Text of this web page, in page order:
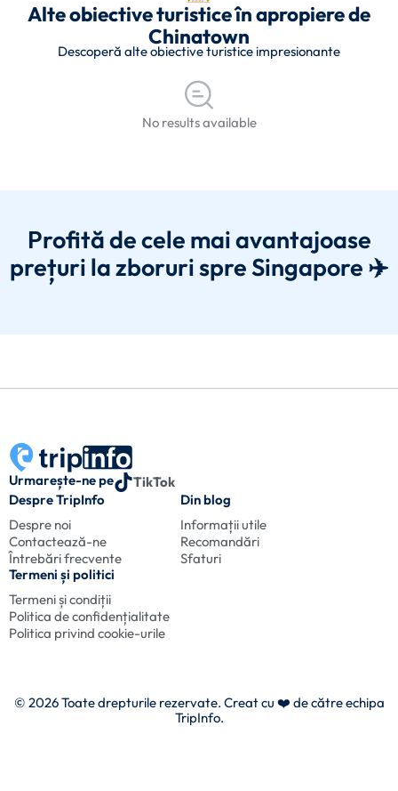
Alte obiective turistice în apropiere de
Chinatown
Descoperă alte obiective turistice impresionante
No results available
Profită de cele mai avantajoase
prețuri la zboruri spre Singapore ✈️
Urmarește-ne pe
TikTok
Despre TripInfo
Despre noi
Contactează-ne
Întrebări frecvente
Din blog
Informații utile
Recomandări
Sfaturi
Termeni și politici
Termeni și condiții
Politica de confidențialitate
Politica privind cookie-urile
© 2026 Toate drepturile rezervate. Creat cu ❤️ de către echipa
TripInfo.